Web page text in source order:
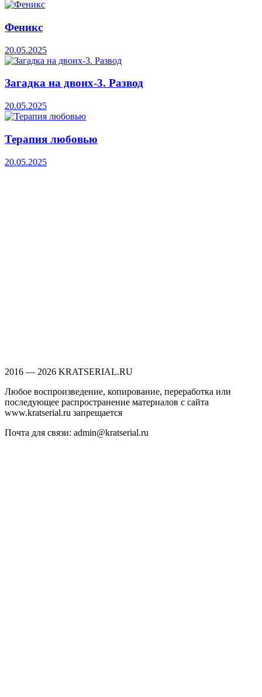
Феникс
20.05.2025
Загадка на двоих-3. Развод
20.05.2025
Терапия любовью
20.05.2025
2016 — 2026 KRATSERIAL.RU
Любое воспроизведение, копирование, переработка или
последующее распространение материалов с сайта
www.kratserial.ru запрещается
Почта для связи: admin@kratserial.ru